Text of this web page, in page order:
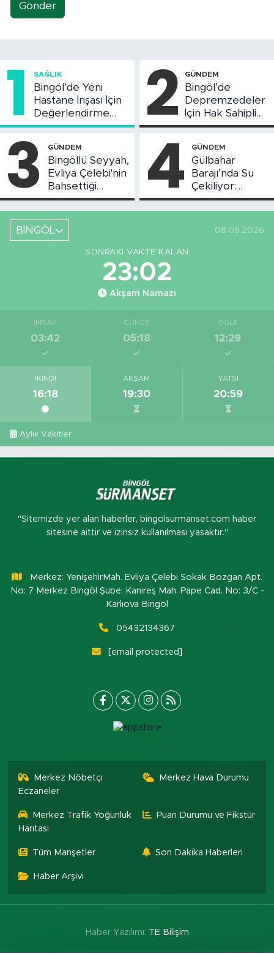
Gönder
1 SAĞLIK
Bingöl’de Yeni
Hastane İnşası İçin
Değerlendirme
Toplantısı Yapıldı
2 GÜNDEM
Bingöl’de
Depremzedeler
İçin Hak Sahipliği
Askı Süreci
3 GÜNDEM
Bingöllü Seyyah,
Evliya Çelebi'nin
Bahsettiği
Bingöl'deki O
Yeri Görüntüledi
4 GÜNDEM
Gülbahar
Barajı’nda Su
Çekiliyor:
Piknikçi Sayısı
Azaldı
BİNGÖL
08.08.2026
SONRAKI VAKTE KALAN
23:01
Akşam Namazı
İMSAK
03:42
GÜNEŞ
05:18
ÖĞLE
12:29
İKINDI
16:18
AKŞAM
19:30
YATSI
20:59
Aylık Vakitler
"Sitemizde yer alan haberler, bingolsurmanset.com haber
sitesine aittir ve izinsiz kullanılması yasaktır."
Merkez: YenişehirMah. Evliya Çelebi Sokak Bozgan Apt.
No: 7 Merkez Bingöl Şube: Kanireş Mah. Pape Cad. No: 3/C -
Karlıova Bingöl
05432134367
[email protected]
Merkez Nöbetçi
Eczaneler
Merkez Hava Durumu
Merkez Trafik Yoğunluk
Haritası
Puan Durumu ve Fikstür
Tüm Manşetler Son Dakika Haberleri
Haber Arşivi
Haber Yazılımı: TE Bilişim